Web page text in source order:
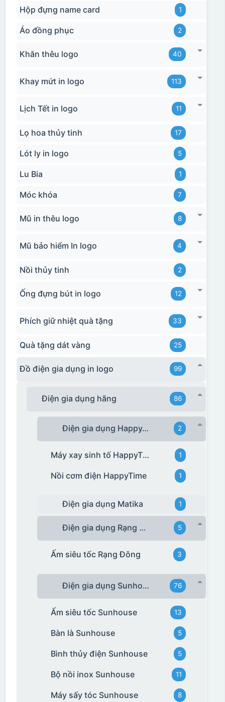
Hộp đựng name card 1
Áo đồng phục 2
Khăn thêu logo 40
Khay mứt in logo 113
Lịch Tết in logo 11
Lọ hoa thủy tinh 17
Lót ly in logo 5
Lu Bia 1
Móc khóa 7
Mũ in thêu logo 8
Mũ bảo hiểm In logo 4
Nồi thủy tinh 2
Ống đựng bút in logo 12
Phích giữ nhiệt quà tặng 33
Quà tặng dát vàng 25
Đồ điện gia dụng in logo 99
Điện gia dụng hãng 86
Điện gia dụng HappyTime 2
Máy xay sinh tố HappyTime 1
Nồi cơm điện HappyTime 1
Điện gia dụng Matika 1
Điện gia dụng Rạng Đông 5
Ấm siêu tốc Rạng Đông 3
Điện gia dụng Sunhouse 76
Ấm siêu tốc Sunhouse 13
Bàn là Sunhouse 5
Bình thủy điện Sunhouse 5
Bộ nồi inox Sunhouse 11
Máy sấy tóc Sunhouse 8